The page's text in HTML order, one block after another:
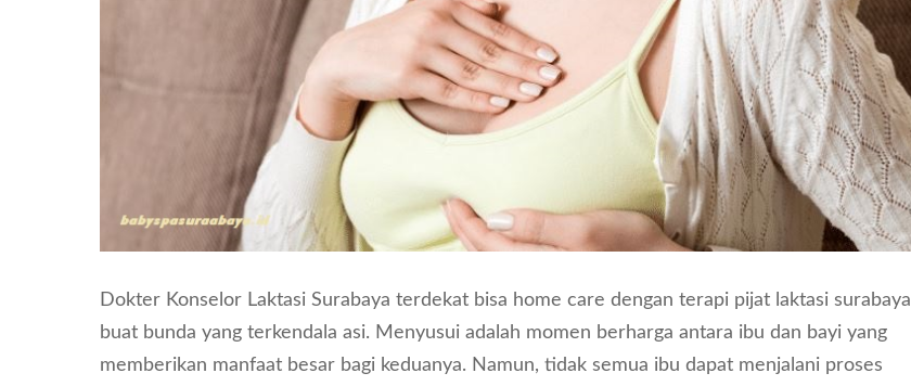
Dokter Konselor Laktasi Surabaya terdekat bisa home care dengan terapi pijat laktasi surabaya
buat bunda yang terkendala asi. Menyusui adalah momen berharga antara ibu dan bayi yang
memberikan manfaat besar bagi keduanya. Namun, tidak semua ibu dapat menjalani proses